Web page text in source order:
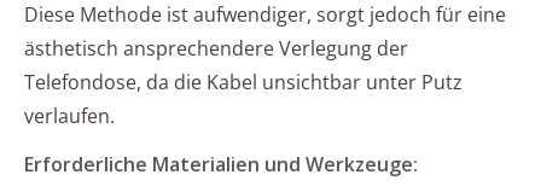
Diese Methode ist aufwendiger, sorgt jedoch für eine
ästhetisch ansprechendere Verlegung der
Telefondose, da die Kabel unsichtbar unter Putz
verlaufen.
Erforderliche Materialien und Werkzeuge: